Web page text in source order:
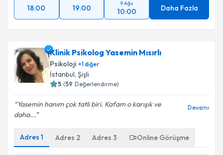
18:00 19:00
9 Ağu
10:00 Daha Fazla
Klinik Psikolog Yasemin Mısırlı
Psikoloji +1diğer
İstanbul, Şişli
5 (59 Değerlendirme)
Yasemin hanım çok tatlı biri. Kafam o karışık ve
daha...
Devamı
Adres 1 Adres 2 Adres 3 Online Görüşme